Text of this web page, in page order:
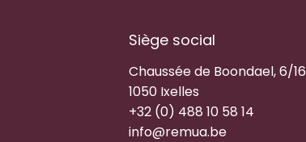
Siège social
Chaussée de Boondael, 6/16
1050 Ixelles
+32 (0) 488 10 58 14
info@remua.be